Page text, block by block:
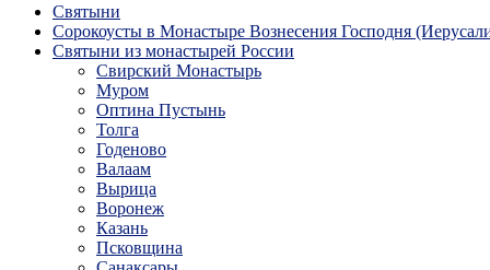
Святыни
Сорокоусты в Монастыре Вознесения Господня
Святыни из монастырей России
Свирский Монастырь
Муром
Оптина Пустынь
Толга
Годеново
Валаам
Вырица
Воронеж
Казань
Псковщина